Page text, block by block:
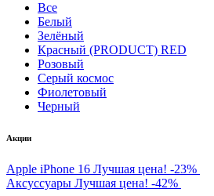
Все
Белый
Зелёный
Красный (PRODUCT) RED
Розовый
Серый космос
Фиолетовый
Черный
Акции
Apple iPhone 16 Лучшая цена! -23%
Аксуссуары Лучшая цена! -42%